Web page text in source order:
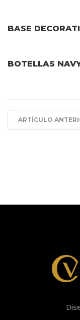
BASE
BOTELLAS
ARTÍCULO